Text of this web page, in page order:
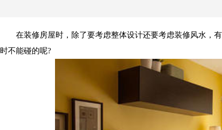
在装修房屋时，除了要考虑整体设计还要考虑装修风水，
时不能碰的呢?